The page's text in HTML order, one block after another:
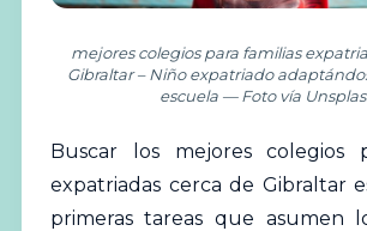
mejores colegios para familias
Gibraltar – Niño expatriado
escuela — Foto vía
Buscar los mejores colegios
expatriadas cerca de Gibraltar
primeras tareas que asumen